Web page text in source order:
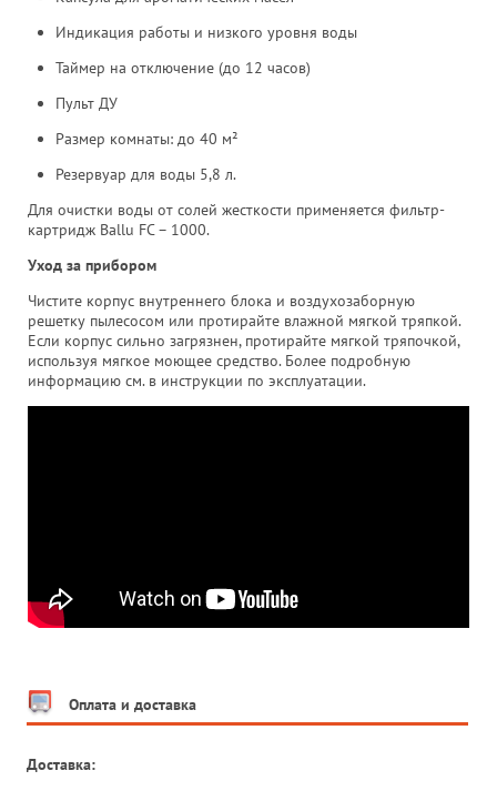
Индикация работы и низкого уровня воды
Таймер на отключение (до 12 часов)
Пульт ДУ
Размер комнаты: до 40 м²
Резервуар для воды 5,8 л.
Для очистки воды от солей жесткости применяется фильтр-
картридж Ballu FC – 1000.
Уход за прибором
Чистите корпус внутреннего блока и воздухозаборную
решетку пылесосом или протирайте влажной мягкой тряпкой.
Если корпус сильно загрязнен, протирайте мягкой тряпочкой,
используя мягкое моющее средство. Более подробную
информацию см. в инструкции по эксплуатации.
Оплата и доставка
Доставка: